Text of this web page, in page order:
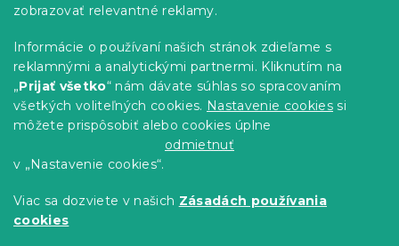
zobrazovať relevantné reklamy.
Informácie o používaní našich stránok zdieľame s
reklamnými a analytickými partnermi. Kliknutím na
„Prijať všetko“ nám dávate súhlas so spracovaním
všetkých voliteľných cookies. Nastavenie cookies si
môžete prispôsobiť alebo cookies úplne
odmietnuť
v „Nastavenie cookies“.
Viac sa dozviete v našich Zásadách používania
cookies
Možnosti doručenia
Reklamácie a vrátenie tovaru
Kontakty
Obchodné podmienky
Podmienky ochrany osobných údajov
Pre partnerov